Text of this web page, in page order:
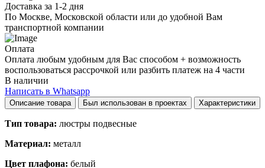
Доставка за 1-2 дня
По Москве, Московской области или до удобной Вам
транспортной компании
Оплата
Оплата любым удобным для Вас способом + возможность
воспользоваться рассрочкой или разбить платеж на 4 части
В наличии
Написать в Whatsapp
Описание товара Был использован в проектах Характеристики
Тип товара: люстры подвесные
Материал: металл
Цвет плафона: белый